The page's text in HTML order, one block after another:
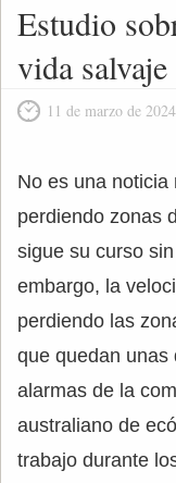
Estudio
vida salvaje
11 de marzo de 2024
No es una
perdiendo zonas
sigue su curso
embargo, la
perdiendo las
que quedan unas
alarmas de la
australiano de
trabajo durante